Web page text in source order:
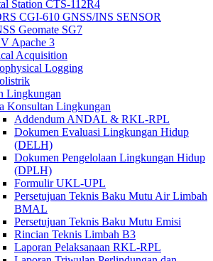
Station CTS-112R4
CGI-610 GNSS/INS SENSOR
Geomate SG7
Apache 3
Acquisition
Logging
Lingkungan
Konsultan Lingkungan
Addendum ANDAL & RKL-RPL
Dokumen Evaluasi Lingkungan Hidup
(DELH)
Dokumen Pengelolaan Lingkungan Hidup
(DPLH)
Formulir UKL-UPL
Persetujuan Teknis Baku Mutu Air Limbah
BMAL
Persetujuan Teknis Baku Mutu Emisi
Rincian Teknis Limbah B3
Laporan Pelaksanaan RKL-RPL